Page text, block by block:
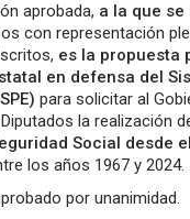
aprobada, a la que
con representación
es la propuesta
en defensa del
para solicitar al
la realización
Social desde
los años 1967 y 2024.
por unanimidad.